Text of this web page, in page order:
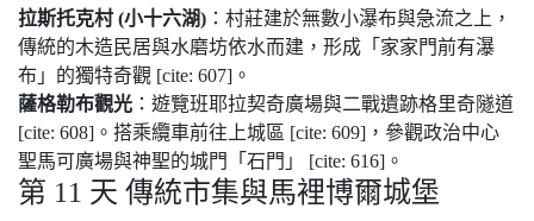
拉斯托克村 (小十六湖) ：村莊建於無數小瀑布與急流之上，
傳統的木造民居與水磨坊依水而建，形成「家家門前有瀑
布」的獨特奇觀 [cite: 607]。
薩格勒布觀光 ：遊覽班耶拉契奇廣場與二戰遺跡格里奇隧道
[cite: 608]。搭乘纜車前往上城區 [cite: 609]，參觀政治中心
聖馬可廣場與神聖的城門「石門」 [cite: 616]。
第 11 天 傳統市集與馬裡博爾城堡